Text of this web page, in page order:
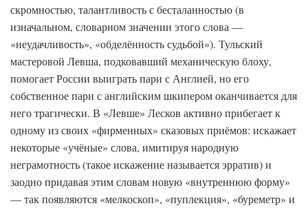
скромностью, талантливость с бесталанностью (в
изначальном, словарном значении этого слова —
«неудачливость», «обделённость судьбой»). Тульский
мастеровой Левша, подковавший механическую блоху,
помогает России выиграть пари с Англией, но его
собственное пари с английским шкипером оканчивается для
него трагически. В «Левше» Лесков активно прибегает к
одному из своих «фирменных» сказовых приёмов: искажает
некоторые «учёные» слова, имитируя народную
неграмотность (такое искажение называется эрратив) и
заодно придавая этим словам новую «внутреннюю форму»
— так появляются «мелкоскоп», «пуплекция», «буреметр» и